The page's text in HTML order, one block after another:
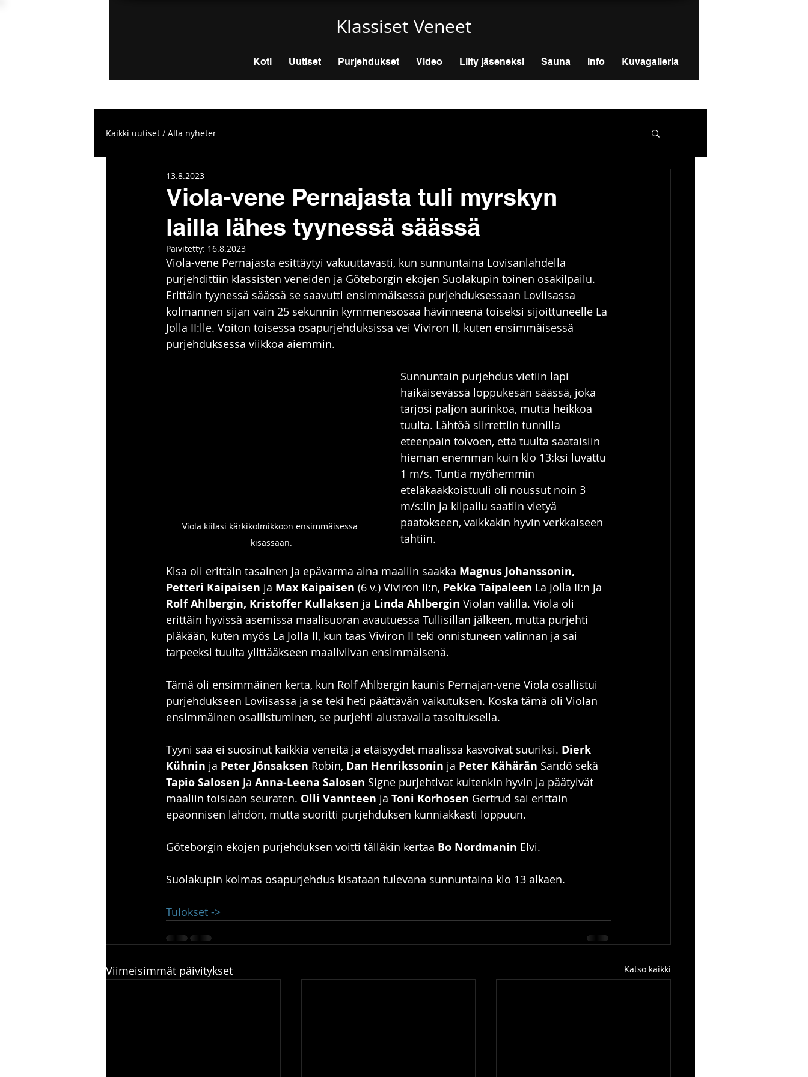
Klassiset Veneet
Koti Uutiset Purjehdukset Video Liity jäseneksi Sauna Info Kuvagalleria
Kaikki uutiset / Alla nyheter
Viola-vene Pernajasta tuli myrskyn
lailla lähes tyynessä säässä
13.8.2023
Päivitetty: 16.8.2023
Viola-vene Pernajasta esittäytyi vakuuttavasti, kun sunnuntaina Lovisanlahdella
purjehdittiin klassisten veneiden ja Göteborgin ekojen Suolakupin toinen osakilpailu.
Erittäin tyynessä säässä se saavutti ensimmäisessä purjehduksessaan Loviisassa
kolmannen sijan vain 25 sekunnin kymmenesosaa hävinneenä toiseksi sijoittuneelle La
Jolla II:lle. Voiton toisessa osapurjehduksissa vei Viviron II, kuten ensimmäisessä
purjehduksessa viikkoa aiemmin.
Viola kiilasi kärkikolmikkoon ensimmäisessa
kisassaan.
Sunnuntain purjehdus vietiin läpi
häikäisevässä loppukesän säässä, joka
tarjosi paljon aurinkoa, mutta heikkoa
tuulta. Lähtöä siirrettiin tunnilla
eteenpäin toivoen, että tuulta saataisiin
hieman enemmän kuin klo 13:ksi luvattu
1 m/s. Tuntia myöhemmin
eteläkaakkoistuuli oli noussut noin 3
m/s:iin ja kilpailu saatiin vietyä
päätökseen, vaikkakin hyvin verkkaiseen
tahtiin.
Kisa oli erittäin tasainen ja epävarma aina maaliin saakka Magnus Johanssonin,
Petteri Kaipaisen ja Max Kaipaisen (6 v.) Viviron II:n, Pekka Taipaleen La Jolla II:n ja
Rolf Ahlbergin, Kristoffer Kullaksen ja Linda Ahlbergin Violan välillä. Viola oli
erittäin hyvissä asemissa maalisuoran avautuessa Tullisillan jälkeen, mutta purjehti
pläkään, kuten myös La Jolla II, kun taas Viviron II teki onnistuneen valinnan ja sai
tarpeeksi tuulta ylittääkseen maaliviivan ensimmäisenä.
Tämä oli ensimmäinen kerta, kun Rolf Ahlbergin kaunis Pernajan-vene Viola osallistui
purjehdukseen Loviisassa ja se teki heti päättävän vaikutuksen. Koska tämä oli Violan
ensimmäinen osallistuminen, se purjehti alustavalla tasoituksella.
Tyyni sää ei suosinut kaikkia veneitä ja etäisyydet maalissa kasvoivat suuriksi. Dierk
Kühnin ja Peter Jönsaksen Robin, Dan Henrikssonin ja Peter Kähärän Sandö sekä
Tapio Salosen ja Anna-Leena Salosen Signe purjehtivat kuitenkin hyvin ja päätyivät
maaliin toisiaan seuraten. Olli Vannteen ja Toni Korhosen Gertrud sai erittäin
epäonnisen lähdön, mutta suoritti purjehduksen kunniakkasti loppuun.
Göteborgin ekojen purjehduksen voitti tälläkin kertaa Bo Nordmanin Elvi.
Suolakupin kolmas osapurjehdus kisataan tulevana sunnuntaina klo 13 alkaen.
Tulokset ->
Viimeisimmät päivitykset Katso kaikki